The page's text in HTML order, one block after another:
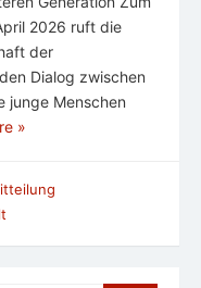
2026 ruft die
der
Dialog zwischen
junge Menschen
»